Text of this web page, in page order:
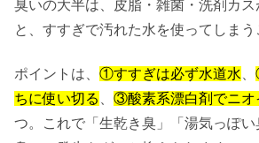
臭いの大半は、皮脂・雑菌・洗剤カス
と、すすぎで汚れた水を使ってしまう
ポイントは、 ①すすぎは必ず水道水
ちに使い切る
③酸素系漂白剤でニオ
つ。これで「生乾き臭」「湯気っぽ